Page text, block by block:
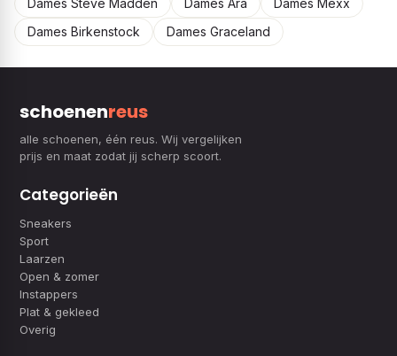
Dames Birkenstock
Dames Graceland
schoenenreus
alle schoenen, één reus. Wij vergelijken
prijs en maat zodat jij scherp scoort.
Categorieën
Sneakers
Sport
Laarzen
Open & zomer
Instappers
Plat & gekleed
Overig